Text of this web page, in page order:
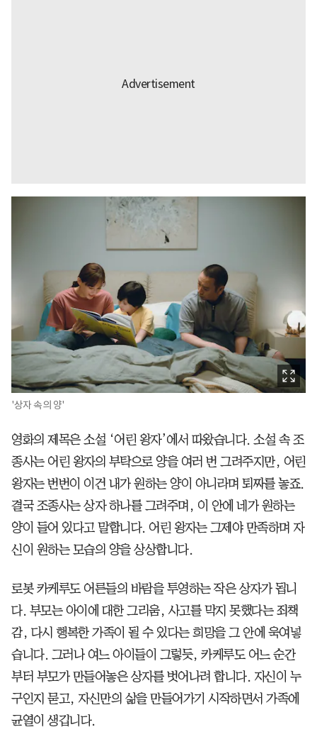
'상자 속의 양'
영화의 제목은 소설 ‘어린 왕자’에서 따왔습니다. 소설 속 조
종사는 어린 왕자의 부탁으로 양을 여러 번 그려주지만, 어린
왕자는 번번이 이건 내가 원하는 양이 아니라며 퇴짜를 놓죠.
결국 조종사는 상자 하나를 그려주며, 이 안에 네가 원하는
양이 들어 있다고 말합니다. 어린 왕자는 그제야 만족하며 자
신이 원하는 모습의 양을 상상합니다.
로봇 카케루도 어른들의 바람을 투영하는 작은 상자가 됩니
다. 부모는 아이에 대한 그리움, 사고를 막지 못했다는 죄책
감, 다시 행복한 가족이 될 수 있다는 희망을 그 안에 욱여넣
습니다. 그러나 여느 아이들이 그렇듯, 카케루도 어느 순간
부터 부모가 만들어놓은 상자를 벗어나려 합니다. 자신이 누
구인지 묻고, 자신만의 삶을 만들어가기 시작하면서 가족에
균열이 생깁니다.